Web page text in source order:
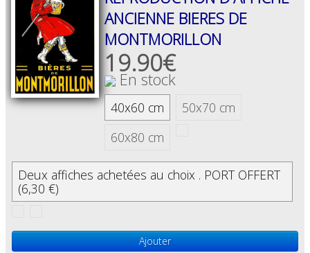
GÉNÉRALES
DE
VENTE
MENTIONS
LÉGALES
POLITIQUE
CONFIDENTIALITÉ
JALONS
POUR
UNE
HISTOIRE
L'AFFICHE
PUBLICITAIRE
ANCIENNE BIERES DE
MONTMORILLON
19.90€
En stock
40x60 cm
50x70 cm
60x80 cm
Deux affiches achetées au choix . PORT OFFERT
(6,30 €)
Ajouter